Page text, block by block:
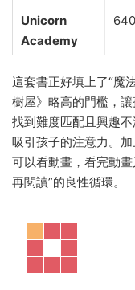
Unicorn
Academy
這套書正好填上了“魔
樹屋》略高的門檻，
找到難度匹配且興趣
吸引孩子的注意力。
可以看動畫，看完動
再閱讀”的良性循環。